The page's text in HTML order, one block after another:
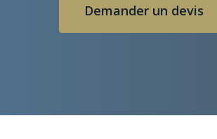
Demander un devis